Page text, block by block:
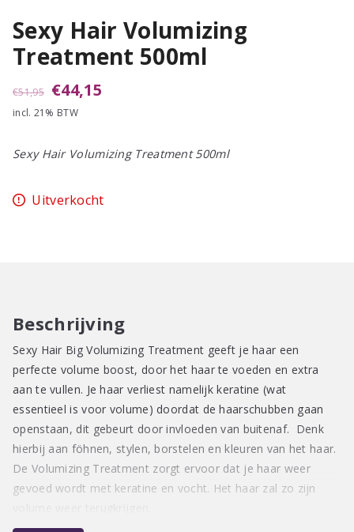
Sexy Hair Volumizing
Treatment 500ml
€51,95 Oorspronkelijke
prijs
was:
€44,15Huidige
is:
incl. 21% BTW
Sexy Hair Volumizing Treatment 500ml
Uitverkocht
Beschrijving
Sexy Hair Big Volumizing Treatment geeft je haar een
perfecte volume boost, door het haar te voeden en extra
aan te vullen. Je haar verliest namelijk keratine (wat
essentieel is voor volume) doordat de haarschubben gaan
openstaan, dit gebeurt door invloeden van buitenaf. Denk
hierbij aan föhnen, stylen, borstelen en kleuren van het haar.
De Volumizing Treatment zorgt ervoor dat je haar weer
gevoed wordt met keratine en vocht. Het haar zal zo zijn